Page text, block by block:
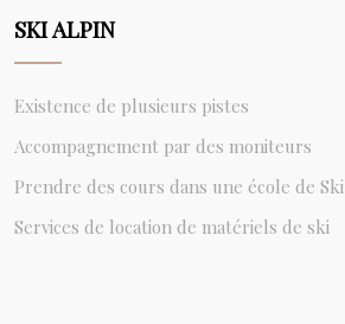
SKI ALPIN
Existence de plusieurs pistes
Accompagnement par des moniteurs
Prendre des cours dans une école de Ski
Services de location de matériels de ski